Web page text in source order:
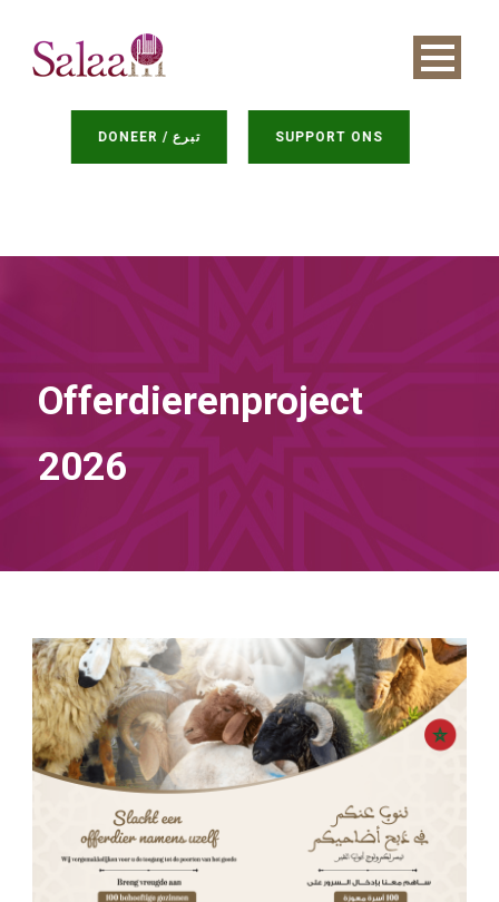
DONEER / تبرع SUPPORT ONS
Offerdierenproject
2026